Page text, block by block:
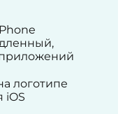
логотипе
iOS